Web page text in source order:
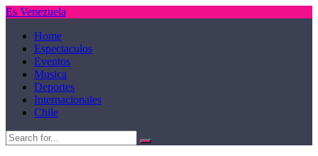
Es Venezuela
Home
Espectaculos
Eventos
Musica
Deportes
Internacionales
Chile